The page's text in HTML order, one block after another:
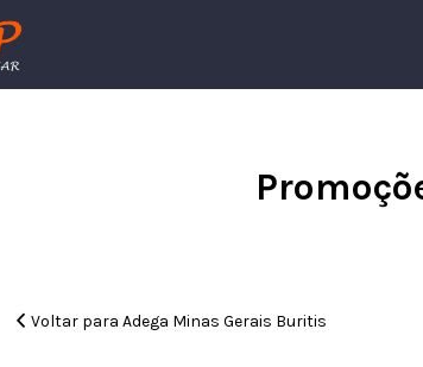
Voltar para Adega Minas Gerais Buritis